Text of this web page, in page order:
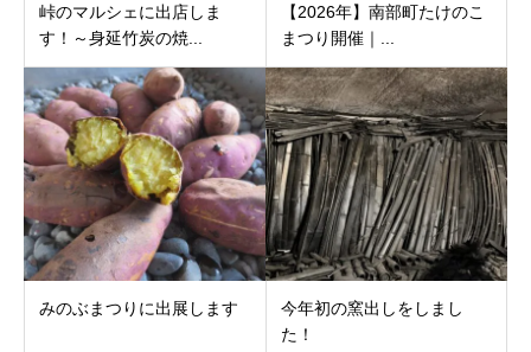
峠のマルシェに出店しま
す！～身延竹炭の焼...
【2026年】南部町たけのこ
まつり開催｜...
みのぶまつりに出展します
今年初の窯出しをしまし
た！